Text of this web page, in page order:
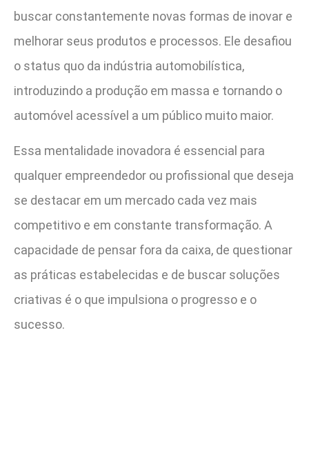
buscar constantemente novas formas de inovar e
melhorar seus produtos e processos. Ele desafiou
o status quo da indústria automobilística,
introduzindo a produção em massa e tornando o
automóvel acessível a um público muito maior.
Essa mentalidade inovadora é essencial para
qualquer empreendedor ou profissional que deseja
se destacar em um mercado cada vez mais
competitivo e em constante transformação. A
capacidade de pensar fora da caixa, de questionar
as práticas estabelecidas e de buscar soluções
criativas é o que impulsiona o progresso e o
sucesso.